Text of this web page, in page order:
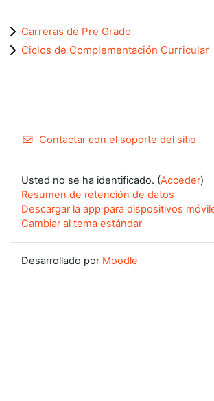
Carreras de Pre Grado
Ciclos de Complementación Curricular
Contactar con el soporte del sitio
Usted no se ha identificado. (Acceder)
Resumen de retención de datos
Descargar la app para dispositivos
Cambiar al tema estándar
Desarrollado por Moodle